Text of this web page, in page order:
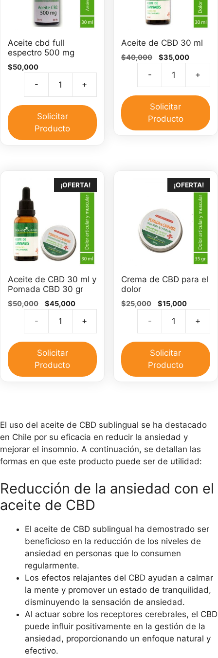
Aceite cbd full
espectro 500 mg
$50,000
-
full
espectro
+
Solicitar
Producto
Aceite de CBD 30 ml
$40,000
El
original
era:
$40,000.
$35,000El
actual
es:
- +
Solicitar
Producto
¡OFERTA!
Aceite de CBD 30 ml y
Pomada CBD 30 gr
$50,000
El
original
era:
$50,000.
$45,000El
actual
es:
$45,000.
-
CBD
30
30
gr
cantidad
+
Solicitar
Producto
¡OFERTA!
Crema de CBD para el
dolor
$25,000
El
original
era:
$25,000.
$15,000El
actual
es:
$15,000.
- +
Solicitar
Producto
El uso del aceite de CBD sublingual se ha destacado
en Chile por su eficacia en reducir la ansiedad y
mejorar el insomnio. A continuación, se detallan las
formas en que este producto puede ser de utilidad:
Reducción de la ansiedad con el
aceite de CBD
El aceite de CBD sublingual ha demostrado ser
beneficioso en la reducción de los niveles de
ansiedad en personas que lo consumen
regularmente.
Los efectos relajantes del CBD ayudan a calmar
la mente y promover un estado de tranquilidad,
disminuyendo la sensación de ansiedad.
Al actuar sobre los receptores cerebrales, el CBD
puede influir positivamente en la gestión de la
ansiedad, proporcionando un enfoque natural y
efectivo.